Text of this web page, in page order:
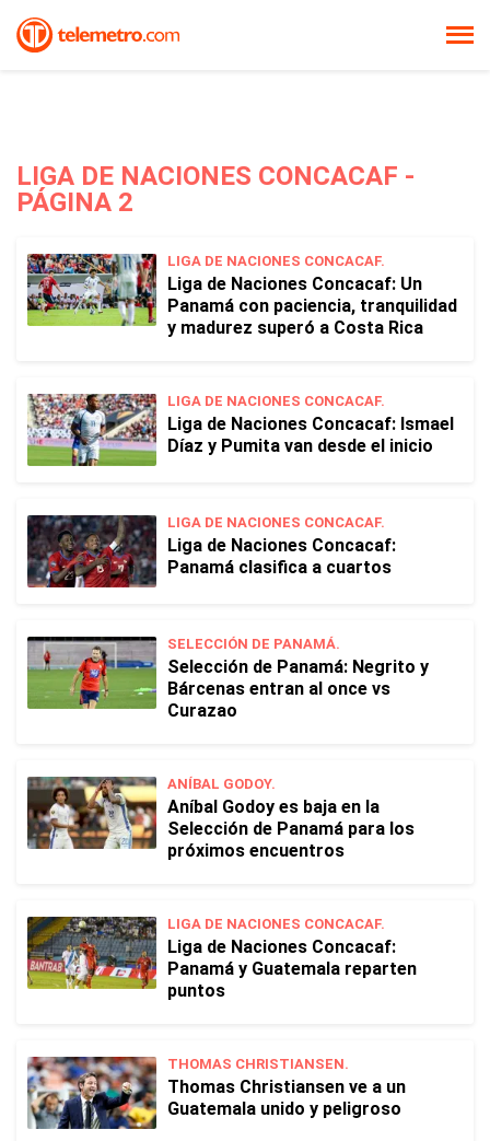
LIGA DE NACIONES CONCACAF -
PÁGINA 2
LIGA DE NACIONES CONCACAF.
Liga de Naciones Concacaf: Un
Panamá con paciencia, tranquilidad
y madurez superó a Costa Rica
LIGA DE NACIONES CONCACAF.
Liga de Naciones Concacaf: Ismael
Díaz y Pumita van desde el inicio
LIGA DE NACIONES CONCACAF.
Liga de Naciones Concacaf:
Panamá clasifica a cuartos
SELECCIÓN DE PANAMÁ.
Selección de Panamá: Negrito y
Bárcenas entran al once vs
Curazao
ANÍBAL GODOY.
Aníbal Godoy es baja en la
Selección de Panamá para los
próximos encuentros
LIGA DE NACIONES CONCACAF.
Liga de Naciones Concacaf:
Panamá y Guatemala reparten
puntos
THOMAS CHRISTIANSEN.
Thomas Christiansen ve a un
Guatemala unido y peligroso